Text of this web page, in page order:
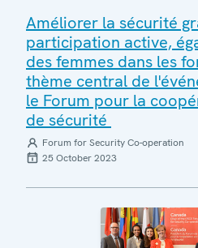
Améliorer la sécurité
participation active,
des femmes dans les
thème central de
le Forum pour la
de sécurité
Forum for Security Co-operation
25 October 2023